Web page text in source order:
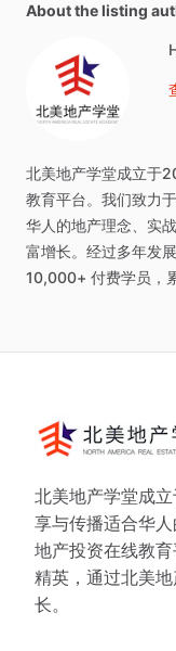
About the listing
北美地产学堂成⽴于
教育平台。我们致⼒
华⼈的地产理念、实
富增⻓。经过多年发
10,000+ 付费学员，
北美地产学堂成
享与传播适合华
地产投资在线教
精英，通过北美
长。